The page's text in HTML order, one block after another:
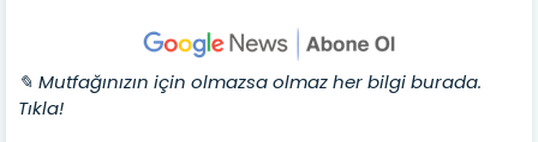
✎ Mutfağınızın için olmazsa olmaz her bilgi burada.
Tıkla!